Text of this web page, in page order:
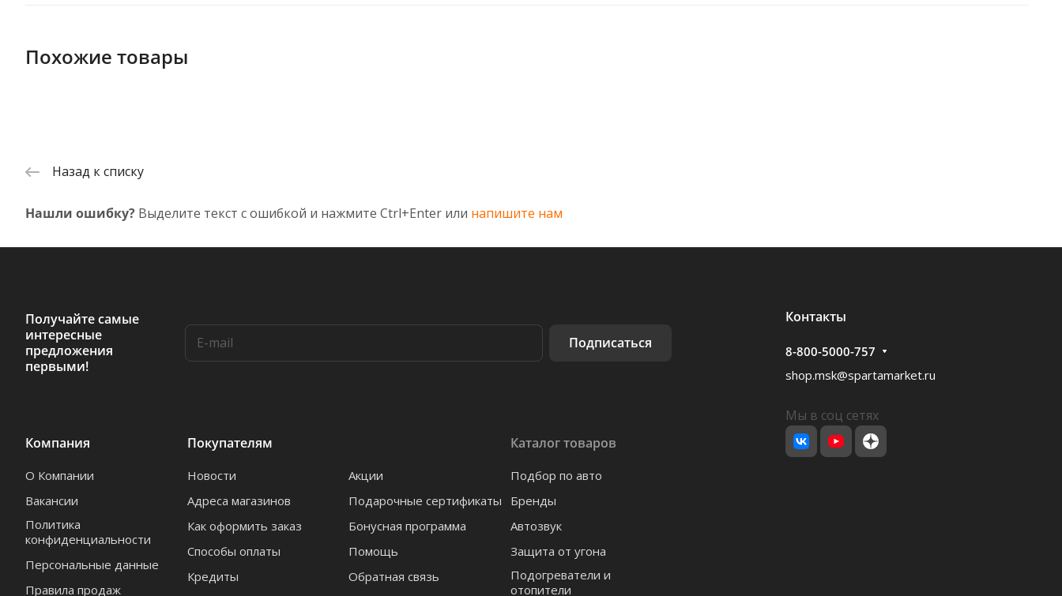
Похожие товары
Назад к списку
Нашли ошибку? Выделите текст с ошибкой и нажмите Ctrl+Enter или напишите нам
Получайте самые
интересные
предложения
первыми!
Подписаться
Компания
О Компании
Вакансии
Политика
конфиденциальности
Персональные данные
Правила продаж
Покупателям
Новости
Адреса магазинов
Как оформить заказ
Способы оплаты
Кредиты
Акции
Подарочные сертификаты
Бонусная программа
Помощь
Обратная связь
Каталог товаров
Подбор по авто
Бренды
Автозвук
Защита от угона
Подогреватели и
отопители
Контакты
8-800-5000-757
shop.msk@spartamarket.ru
Мы в соц сетях